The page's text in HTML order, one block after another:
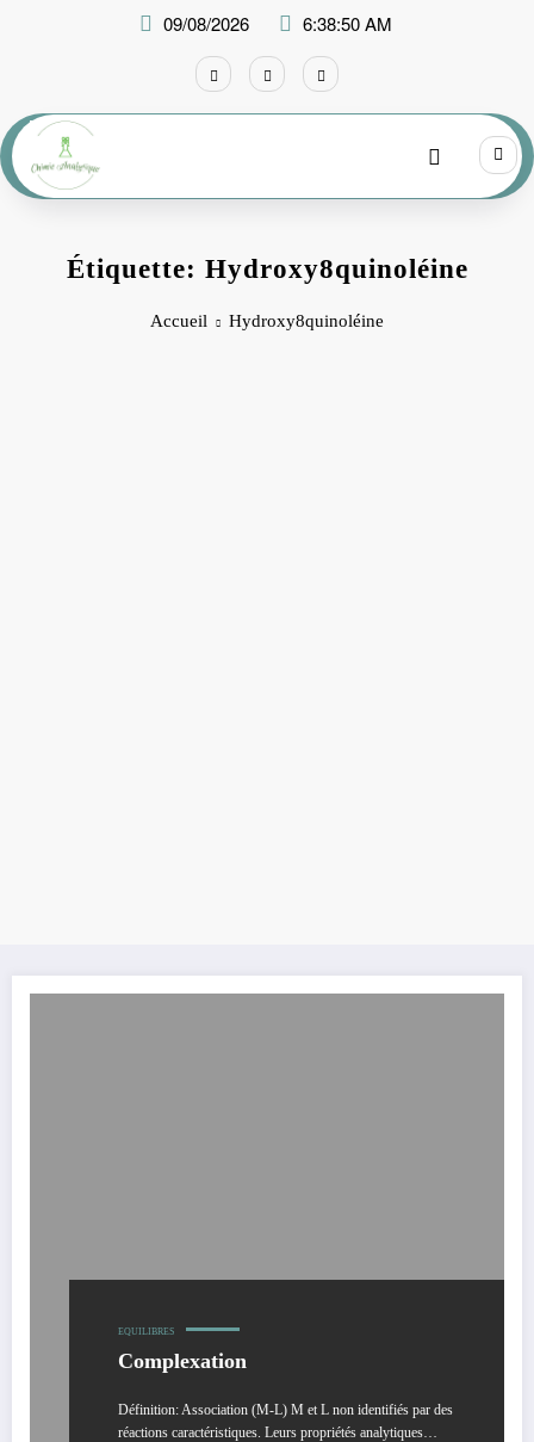
09/08/2026 6:38:50 AM
Étiquette: Hydroxy8quinoléine
Accueil Hydroxy8quinoléine
EQUILIBRES
Complexation
Définition: Association (M-L) M et L non identifiés par des
réactions caractéristiques. Leurs propriétés analytiques…